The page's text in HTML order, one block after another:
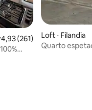
de uma avaliação
4,93 (261)
Loft ⋅ Filandia
Quarto